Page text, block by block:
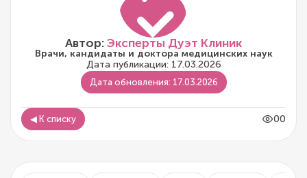
Автор:Эксперты Дуэт Клиник
Врачи, кандидаты и доктора медицинских наук
Дата публикации: 17.03.2026
Дата обновления: 17.03.2026
◀ К списку 00